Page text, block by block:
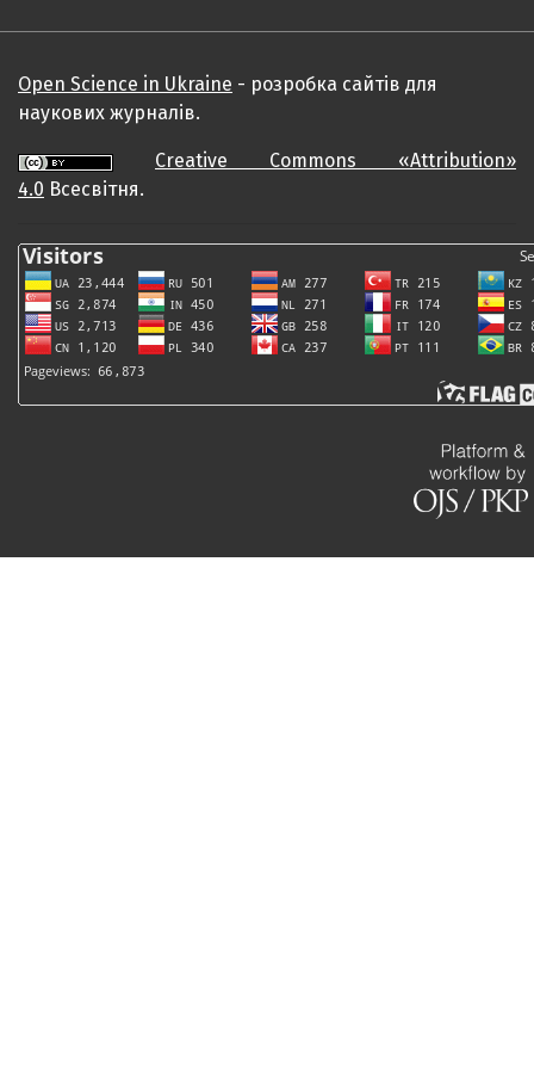
Open Science in Ukraine - розробка сайтів для
наукових журналів.
Creative Commons «Attribution»
4.0 Всесвітня.